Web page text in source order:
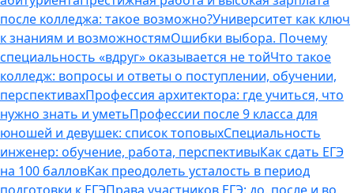
после колледжа: такое возможно?Университет как ключ
к знаниям и возможностямОшибки выбора. Почему
специальность «вдруг» оказывается не тойЧто такое
колледж: вопросы и ответы о поступлении, обучении,
перспективахПрофессия архитектора: где учиться, что
нужно знать и уметьПрофессии после 9 класса для
юношей и девушек: список топовыхСпециальность
инженер: обучение, работа, перспективыКак сдать ЕГЭ
на 100 балловКак преодолеть усталость в период